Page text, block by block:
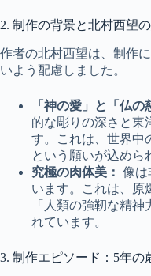
2. 制作の背景と北村西望
作者の北村西望は、制作
いよう配慮しました。
「神の愛」と「仏の
的な彫りの深さと東
す。これは、世界中
という願いが込めら
究極の肉体美： 像は
います。これは、原
「人類の強靭な精
れています。
3. 制作エピソード：5年の